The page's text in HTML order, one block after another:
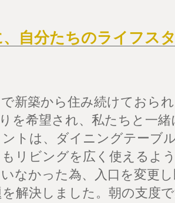
自分たちのライフス
新築から住み続けておら
を希望され、私たちと一
トは、ダイニングテーブ
リビングを広く使えるよ
なかった為、入口を変更
解決しました。朝の支度